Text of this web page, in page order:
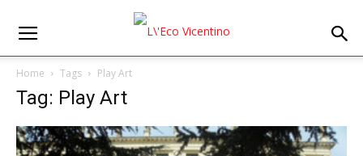
Home Tags Play Art
Tag: Play Art